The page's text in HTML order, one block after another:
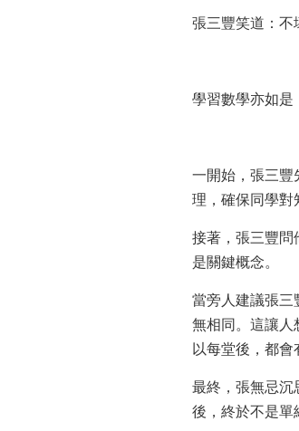
張三豐笑道：不
學習數學亦如是
一開始，張三豐
理，確保同學對
接著，張三豐問
是關鍵概念。
當旁人建議張三
無相同。這讓人
以每堂後，都會
最終，張無忌沉
後，終於不是單